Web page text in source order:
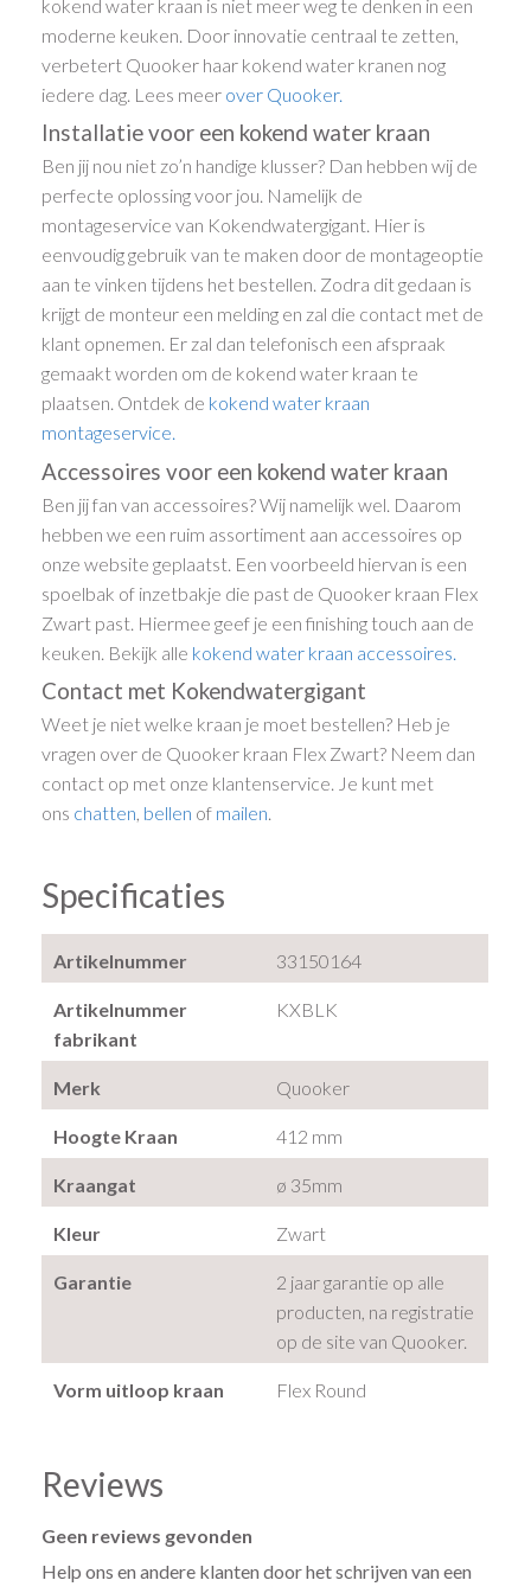
kokend water kraan is niet meer weg te denken in een
moderne keuken. Door innovatie centraal te zetten,
verbetert Quooker haar kokend water kranen nog
iedere dag. Lees meer over Quooker.
Installatie voor een kokend water kraan
Ben jij nou niet zo’n handige klusser? Dan hebben wij de
perfecte oplossing voor jou. Namelijk de
montageservice van Kokendwatergigant. Hier is
eenvoudig gebruik van te maken door de montageoptie
aan te vinken tijdens het bestellen. Zodra dit gedaan is
krijgt de monteur een melding en zal die contact met de
klant opnemen. Er zal dan telefonisch een afspraak
gemaakt worden om de kokend water kraan te
plaatsen. Ontdek de kokend water kraan
montageservice.
Accessoires voor een kokend water kraan
Ben jij fan van accessoires? Wij namelijk wel. Daarom
hebben we een ruim assortiment aan accessoires op
onze website geplaatst. Een voorbeeld hiervan is een
spoelbak of inzetbakje die past de Quooker kraan Flex
Zwart past. Hiermee geef je een finishing touch aan de
keuken. Bekijk alle kokend water kraan accessoires.
Contact met Kokendwatergigant
Weet je niet welke kraan je moet bestellen? Heb je
vragen over de Quooker kraan Flex Zwart? Neem dan
contact op met onze klantenservice. Je kunt met
ons chatten, bellen of mailen.
Specificaties
Artikelnummer 33150164
Artikelnummer
fabrikant
KXBLK
Merk Quooker
Hoogte Kraan 412 mm
Kraangat ø 35mm
Kleur Zwart
Garantie
2 jaar garantie op alle
producten, na registratie
op de site van Quooker.
Vorm uitloop kraan Flex Round
Reviews
Geen reviews gevonden
Help ons en andere klanten door het schrijven van een